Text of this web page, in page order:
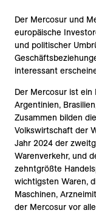
Der Mercosur und
europäische
und politischer
interessant
Der Mercosur ist ein
Argentinien,
Zusammen bilden
Volkswirtschaft der
Jahr 2024 der
Warenverkehr, und
zehntgrößte
wichtigsten Waren,
Maschinen,
der Mercosur vor